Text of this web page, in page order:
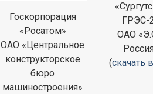
Госкорпорация
«Росатом»
ОАО «Центральное
конструкторское
бюро
машиностроения»
ГРЭС-
ОАО
(скачать